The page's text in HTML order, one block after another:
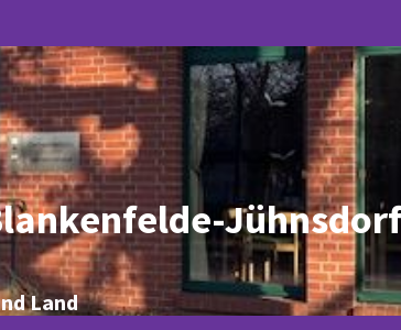
Jühnsdorf
Land